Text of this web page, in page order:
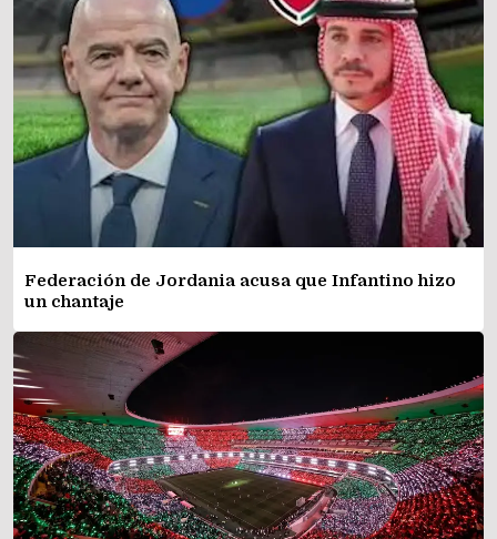
Federación de Jordania acusa que Infantino hizo
un chantaje